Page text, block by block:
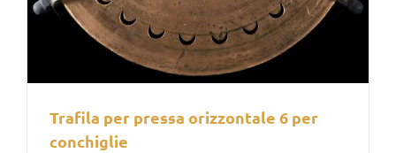
Trafila per pressa orizzontale 6 per
conchiglie